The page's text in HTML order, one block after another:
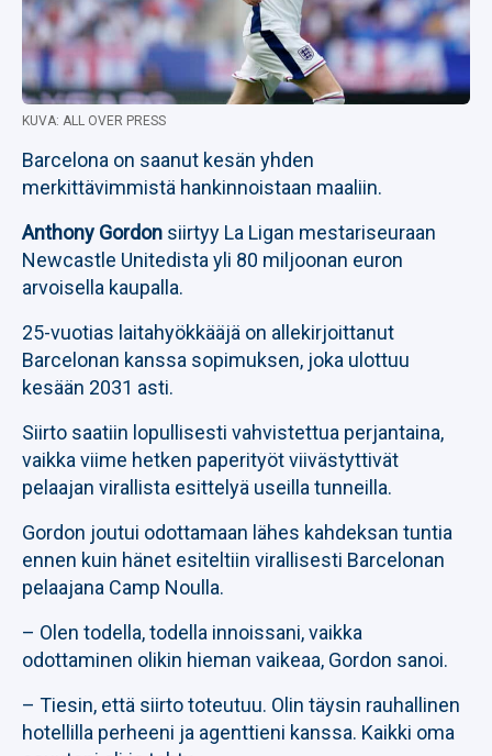
KUVA: ALL OVER PRESS
Barcelona on saanut kesän yhden
merkittävimmistä hankinnoistaan maaliin.
Anthony Gordon siirtyy La Ligan mestariseuraan
Newcastle Unitedista yli 80 miljoonan euron
arvoisella kaupalla.
25-vuotias laitahyökkääjä on allekirjoittanut
Barcelonan kanssa sopimuksen, joka ulottuu
kesään 2031 asti.
Siirto saatiin lopullisesti vahvistettua perjantaina,
vaikka viime hetken paperityöt viivästyttivät
pelaajan virallista esittelyä useilla tunneilla.
Gordon joutui odottamaan lähes kahdeksan tuntia
ennen kuin hänet esiteltiin virallisesti Barcelonan
pelaajana Camp Noulla.
– Olen todella, todella innoissani, vaikka
odottaminen olikin hieman vaikeaa, Gordon sanoi.
– Tiesin, että siirto toteutuu. Olin täysin rauhallinen
hotellilla perheeni ja agenttieni kanssa. Kaikki oma